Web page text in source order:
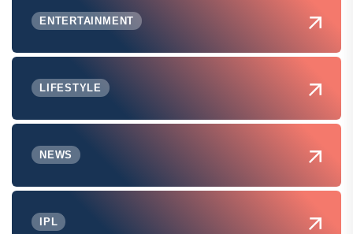
ENTERTAINMENT
LIFESTYLE
NEWS
IPL